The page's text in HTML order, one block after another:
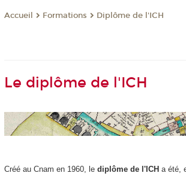
Accueil Formations Diplôme de l'ICH
Le diplôme de l'ICH
Créé au Cnam en 1960, le diplôme de l'ICHa été,